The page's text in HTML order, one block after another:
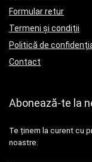
Formular retur
Termeni și condiții
Politică de
Contact
Abonează-te la
Te ținem la curent cu
noastre.